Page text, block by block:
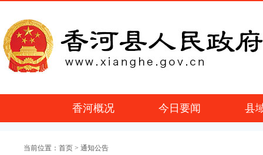
香河概况 今日要闻 县
当前位置： 首页 > 通知公告